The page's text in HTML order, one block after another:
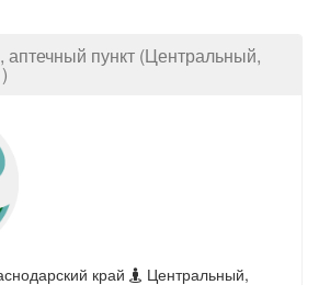
пункт (Центральный,
край Центральный,